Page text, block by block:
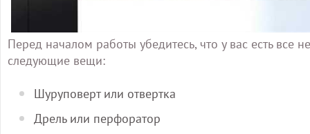
Перед началом работы убедитесь, что у вас есть
следующие вещи:
Шуруповерт или отвертка
Дрель или перфоратор